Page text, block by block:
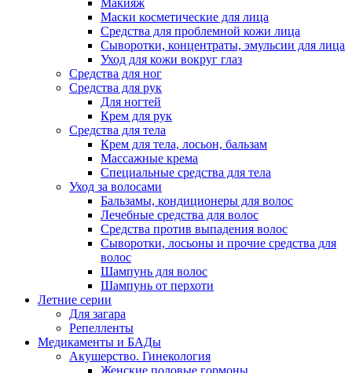
Макияж
Маски косметические для лица
Средства для проблемной кожи лица
Сыворотки, концентраты, эмульсии для лица
Уход для кожи вокруг глаз
Средства для ног
Средства для рук
Для ногтей
Крем для рук
Средства для тела
Крем для тела, лосьон, бальзам
Массажные крема
Специальные средства для тела
Уход за волосами
Бальзамы, кондиционеры для волос
Лечебные средства для волос
Средства против выпадения волос
Сыворотки, лосьоны и прочие средства для
волос
Шампунь для волос
Шампунь от перхоти
Летние серии
Для загара
Репелленты
Медикаменты и БАДы
Акушерство. Гинекология
Женские половые гормоны